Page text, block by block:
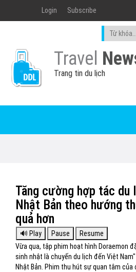
Login Subscribe
Travel
Trang tin du lịch
Tăng cường hợp tác du
Nhật Bản theo hướng
quả hơn
Vừa qua, tập phim hoạt hình Doraemon
sinh nhật là chuyến du lịch đến Việt
Nhật Bản. Phim thu hút sự quan tâm